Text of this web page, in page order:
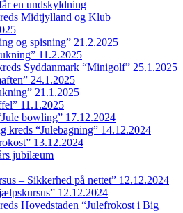
en undskyldning
Midtjylland og Klub
og spisning” 21.2.2025
11.2.2025
Syddanmark “Minigolf” 25.1.2025
24.1.2025
21.1.2025
11.1.2025
bowling” 17.12.2024
kreds “Julebagning” 14.12.2024
13.12.2024
jubilæum
– Sikkerhed på nettet” 12.12.2024
12.12.2024
Hovedstaden “Julefrokost i Big